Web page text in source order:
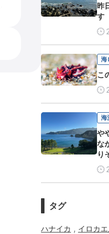
昨
す
海
こ
海
や
な
り
タグ
ハナイカ , イロカ